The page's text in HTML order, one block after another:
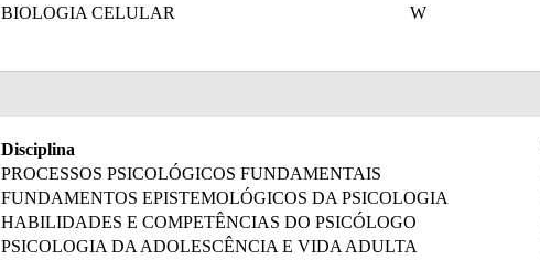
BIOLOGIA CELULAR W
Disciplina
PROCESSOS PSICOLÓGICOS FUNDAMENTAIS
FUNDAMENTOS EPISTEMOLÓGICOS DA PSICOLOGIA
HABILIDADES E COMPETÊNCIAS DO PSICÓLOGO
PSICOLOGIA DA ADOLESCÊNCIA E VIDA ADULTA